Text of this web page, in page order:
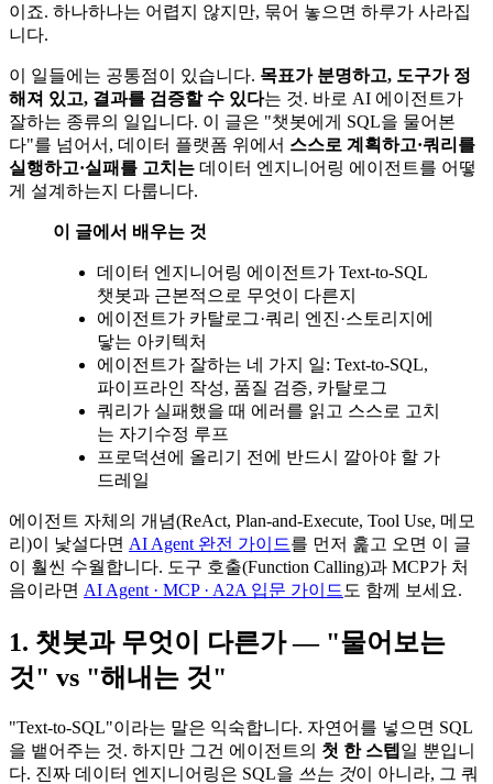
이죠. 하나하나는 어렵지 않지만, 묶어 놓으면 하루가 사라집
니다.
이 일들에는 공통점이 있습니다. 목표가 분명하고, 도구가 정
해져 있고, 결과를 검증할 수 있다는 것. 바로 AI 에이전트가
잘하는 종류의 일입니다. 이 글은 "챗봇에게 SQL을 물어본
다"를 넘어서, 데이터 플랫폼 위에서 스스로 계획하고·쿼리를
실행하고·실패를 고치는 데이터 엔지니어링 에이전트를 어떻
게 설계하는지 다룹니다.
이 글에서 배우는 것
데이터 엔지니어링 에이전트가 Text-to-SQL
챗봇과 근본적으로 무엇이 다른지
에이전트가 카탈로그·쿼리 엔진·스토리지에
닿는 아키텍처
에이전트가 잘하는 네 가지 일: Text-to-SQL,
파이프라인 작성, 품질 검증, 카탈로그
쿼리가 실패했을 때 에러를 읽고 스스로 고치
는 자기수정 루프
프로덕션에 올리기 전에 반드시 깔아야 할 가
드레일
에이전트 자체의 개념(ReAct, Plan-and-Execute, Tool Use, 메모
리)이 낯설다면 AI Agent 완전 가이드를 먼저 훑고 오면 이 글
이 훨씬 수월합니다. 도구 호출(Function Calling)과 MCP가 처
음이라면 AI Agent · MCP · A2A 입문 가이드 도 함께 보세요.
1. 챗봇과 무엇이 다른가 — "물어보는
것" vs "해내는 것"
"Text-to-SQL"이라는 말은 익숙합니다. 자연어를 넣으면 SQL
을 뱉어주는 것. 하지만 그건 에이전트의 첫 한 스텝 일 뿐입니
다. 진짜 데이터 엔지니어링은 SQL을 쓰는 것이 아니라, 그 쿼